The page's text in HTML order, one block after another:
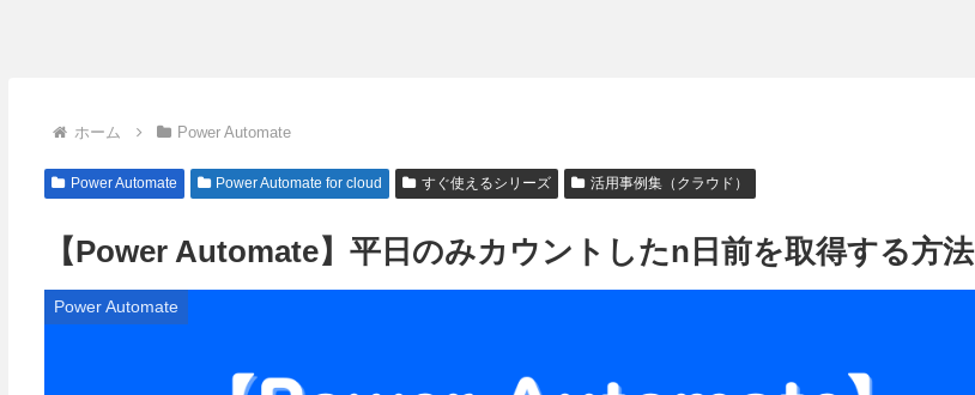
ホーム Power Automate
Power Automate Power Automate for cloud すぐ使えるシリーズ 活用事例集（クラウド）
【Power Automate】平日のみカウントしたn日前を取得する方法
Power Automate